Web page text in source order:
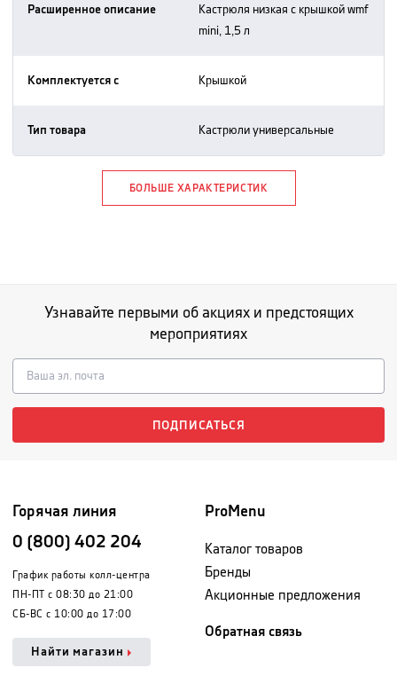
Расширенное описание
кастрюля низкая с крышкой wmf
mini, 1,5 л
Комплектуется с крышкой
Тип товара кастрюли универсальные
БОЛЬШЕ ХАРАКТЕРИСТИК
Узнавайте первыми об акциях и предстоящих
мероприятиях
ПОДПИСАТЬСЯ
Горячая линия
0 (800) 402 204
График работы колл-центра
ПН-ПТ с 08:30 до 21:00
СБ-ВС с 10:00 до 17:00
Найти магазин
ProMenu
Каталог товаров
Бренды
Акционные предложения
Обратная связь